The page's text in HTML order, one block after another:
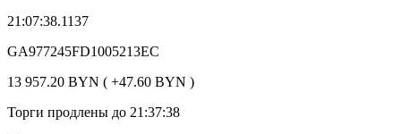
21:07:38.1137
GA977245FD1005213EC
13 957.20 BYN ( +47.60 BYN )
Торги продлены до 21:37:38